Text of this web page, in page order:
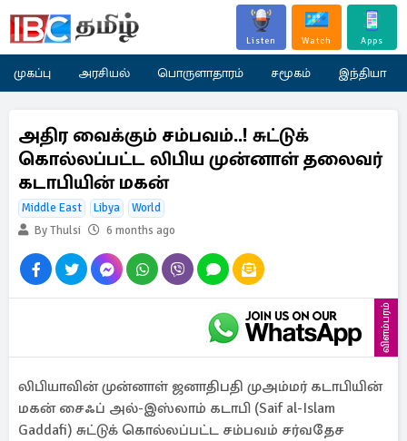
Listen Watch Apps
முகப்பு அரசியல் பொருளாதாரம் சமூகம் இந்தியா
அதிர வைக்கும் சம்பவம்..! சுட்டுக்
கொல்லப்பட்ட லிபிய முன்னாள் தலைவர்
கடாபியின் மகன்
Middle East Libya
World
By Thulsi
6 months ago
விளம்பரம்
லிபியாவின் முன்னாள் ஜனாதிபதி முஅம்மர் கடாபியின்
மகன் சைஃப் அல்-இஸ்லாம் கடாபி (Saif al-Islam
Gaddafi) சுட்டுக் கொல்லப்பட்ட சம்பவம் சர்வதேச